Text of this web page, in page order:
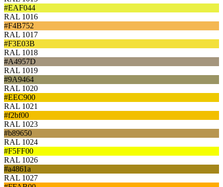
#EAF044
RAL 1016
#F4B752
RAL 1017
#F3E03B
RAL 1018
#A4957D
RAL 1019
#9A9464
RAL 1020
#EEC900
RAL 1021
#f2bf00
RAL 1023
#b89650
RAL 1024
#F5FF00
RAL 1026
#a4861a
RAL 1027